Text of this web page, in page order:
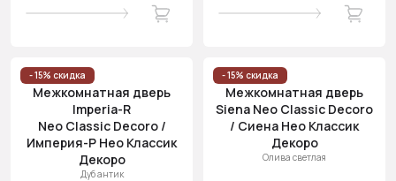
- 15% скидка
Межкомнатная дверь
Imperia-R
Neo Classic Decoro /
Империя-Р Нео Классик
Декоро
Дуб антик
- 15% скидка
Межкомнатная дверь
Siena Neo Classic Decoro
/ Сиена Нео Классик
Декоро
Олива светлая